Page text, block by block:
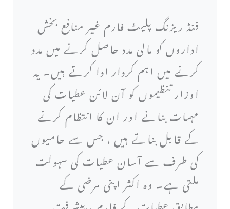
فنڈ ریزنگ پلیٹ فارم غیر منافع بخش
اداروں کو مالی مدد حاصل کرنے میں مدد
کرنے میں اہم کردار ادا کرتے ہیں۔ یہ
اوزار تنظیموں کو آن لائن عطیات کی
مہمات بنانے اور ان کا انتظام کرنے
کے قابل بناتے ہیں ، جس سے حامیوں
کی طرف سے آسان عطیات کی سہولت
ملتی ہے۔ وہ اکثر اپنی مرضی کے